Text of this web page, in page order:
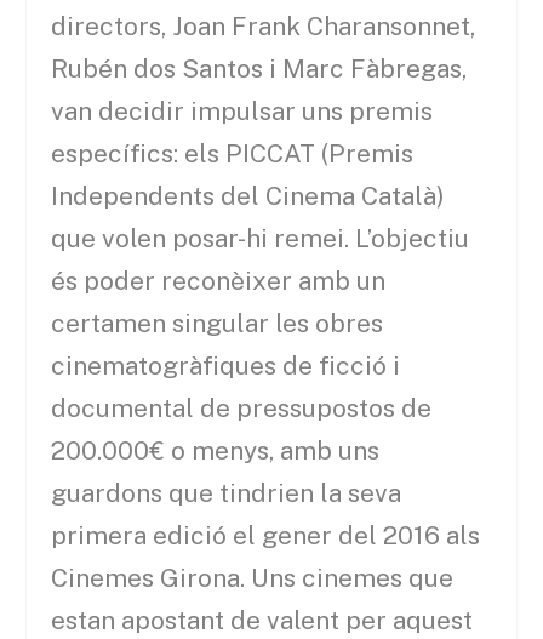
directors, Joan Frank Charansonnet,
Rubén dos Santos i Marc Fàbregas,
van decidir impulsar uns premis
específics: els PICCAT (Premis
Independents del Cinema Català)
que volen posar-hi remei. L’objectiu
és poder reconèixer amb un
certamen singular les obres
cinematogràfiques de ficció i
documental de pressupostos de
200.000€ o menys, amb uns
guardons que tindrien la seva
primera edició el gener del 2016 als
Cinemes Girona. Uns cinemes que
estan apostant de valent per aquest